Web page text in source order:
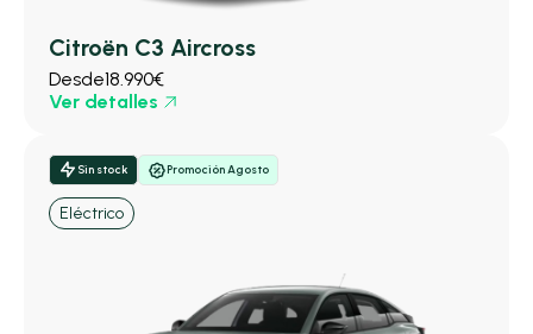
Citroën C3 Aircross
Desde18.990€
Ver detalles
Sin stock Promoción Agosto
Eléctrico